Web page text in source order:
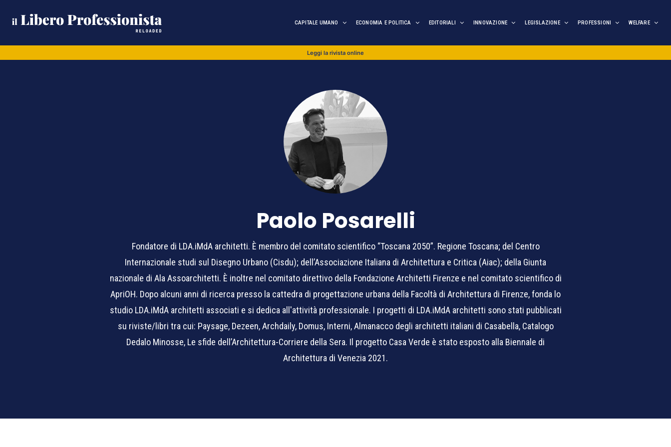
CAPITALE UMANO ECONOMIA E POLITICA EDITORIALI INNOVAZIONE LEGISLAZIONE PROFESSIONI WELFARE
Leggi la rivista online
Paolo Posarelli
Fondatore di LDA.iMdA architetti. È membro del comitato scientifico “Toscana 2050”. Regione Toscana; del Centro
Internazionale studi sul Disegno Urbano (Cisdu); dell’Associazione Italiana di Architettura e Critica (Aiac); della Giunta
nazionale di Ala Assoarchitetti. È inoltre nel comitato direttivo della Fondazione Architetti Firenze e nel comitato scientifico di
ApriOH. Dopo alcuni anni di ricerca presso la cattedra di progettazione urbana della Facoltà di Architettura di Firenze, fonda lo
studio LDA.iMdA architetti associati e si dedica all'attività professionale. I progetti di LDA.iMdA architetti sono stati pubblicati
su riviste/libri tra cui: Paysage, Dezeen, Archdaily, Domus, Interni, Almanacco degli architetti italiani di Casabella, Catalogo
Dedalo Minosse, Le sfide dell’Architettura-Corriere della Sera. Il progetto Casa Verde è stato esposto alla Biennale di
Architettura di Venezia 2021.